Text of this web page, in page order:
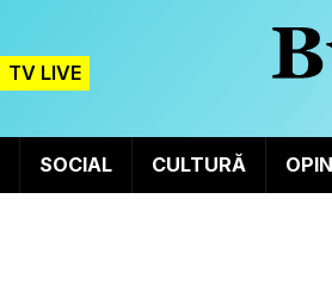
TV LIVE
SOCIAL CULTURĂ